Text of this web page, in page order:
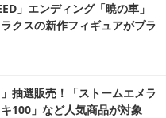
」エンディング「暁の車」
クスの新作フィギュアがプラ
抽選販売！「ストームエメラ
100」など人気商品が対象